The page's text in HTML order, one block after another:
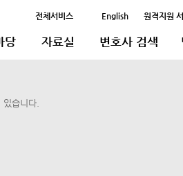
전체서비스 English 원격지원
당 자료실 변호사 검색